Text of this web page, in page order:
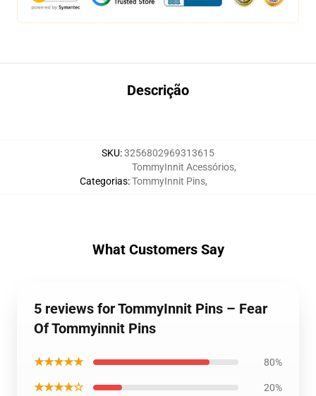
Descrição
SKU:3256802969313615
Categorias:
TommyInnit Acessórios,
TommyInnit Pins,
What Customers Say
5 reviews for TommyInnit Pins – Fear
Of Tommyinnit Pins
★★★★★ 80%
★★★★☆ 20%